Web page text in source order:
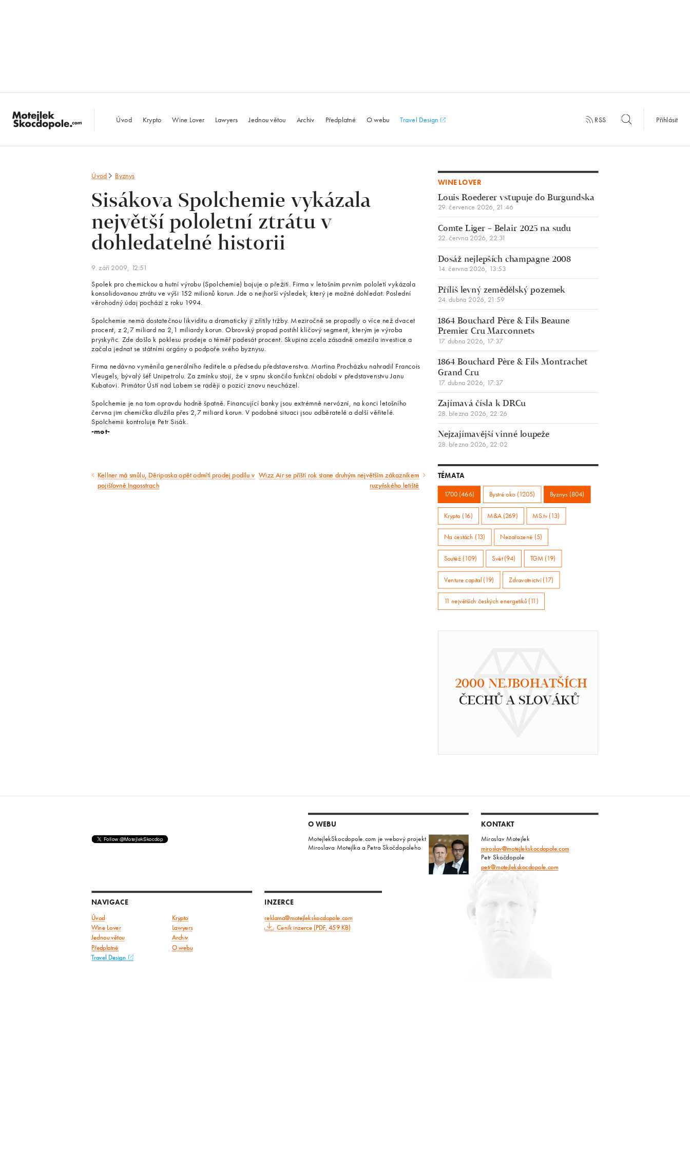
MotejlekSkocdopole.com
Úvod Krypto Wine Lover Lawyers Jednou větou Archiv Předplatné O webu Travel Design RSS Přihlásit
Úvod Byznys
Sisákova Spolchemie vykázala
největší pololetní ztrátu v
dohledatelné historii
9. září 2009, 12:51
Spolek pro chemickou a hutní výrobu (Spolchemie) bojuje o přežití. Firma v letošním prvním pololetí vykázala
konsolidovanou ztrátu ve výši 152 milionů korun. Jde o nejhorší výsledek, který je možné dohledat. Poslední
věrohodný údaj pochází z roku 1994.
Spolchemie nemá dostatečnou likviditu a dramaticky jí zřítily tržby. Meziročně se propadly o více než dvacet
procent, z 2,7 miliard na 2,1 miliardy korun. Obrovský propad postihl klíčový segment, kterým je výroba
pryskyřic. Zde došlo k poklesu prodeje o téměř padesát procent. Skupina zcela zásadně omezila investice a
začala jednat se státními orgány o podpoře svého byznysu.
Firma nedávno vyměnila generálního ředitele a předsedu představenstva. Martina Procházku nahradil Francois
Vleugels, bývalý šéf Unipetrolu. Za zmínku stojí, že v srpnu skončilo funkční období v představenstvu Janu
Kubatovi. Primátor Ústí nad Labem se raději o pozici znovu neucházel.
Spolchemie je na tom opravdu hodně špatně. Financující banky jsou extrémně nervózní, na konci letošního
června jim chemička dlužila přes 2,7 miliard korun. V podobné situaci jsou odběratelé a další věřitelé.
Spolchemii kontroluje Petr Sisák.
-mot-
Předcházející
Kellner má smůlu, Děripaska opět odmítl prodej podílu v
pojišťovně Ingosstrach
Následující
Wizz Air se příští rok stane druhým největším zákazníkem
ruzyňského letiště
WINE LOVER
Louis Roederer vstupuje do Burgundska
29. července 2026, 21:46
Comte Liger – Belair 2025 na sudu
22. června 2026, 22:31
Dosáž nejlepších champagne 2008
14. června 2026, 13:53
Příliš levný zemědělský pozemek
24. dubna 2026, 21:59
1864 Bouchard Père & Fils Beaune
Premier Cru Marconnets
17. dubna 2026, 17:37
1864 Bouchard Père & Fils Montrachet
Grand Cru
17. dubna 2026, 17:37
Zajímavá čísla k DRCu
28. března 2026, 22:26
Nejzajímavější vinné loupeže
28. března 2026, 22:02
TÉMATA
1700 (466) Bystré oko (1205) Byznys (804)
Krypto (16) M&A (269) MS.tv (13)
Na cestách (13) Nezařazené (5)
Soutěž (109) Svět (94) TGM (19)
Venture capital (19) Zdravotnictví (17)
11 největších českých energetiků (11)
2000 NEJBOHATŠÍCH
ČECHŮ A SLOVÁKŮ
O WEBU
MotejlekSkocdopole.com je webový projekt
Miroslava Motejlka a Petra Skočdopoleho
KONTAKT
Miroslav Motejlek
miroslav@motejlekskocdopole.com
Petr Skočdopole
petr@motejlekskocdopole.com
NAVIGACE
Úvod Krypto
Wine Lover
Lawyers
Jednou větou
Archiv
Předplatné O webu
Travel Design
INZERCE
reklama@motejlekskocdopole.com
Ceník inzerce (PDF, 459 KB)